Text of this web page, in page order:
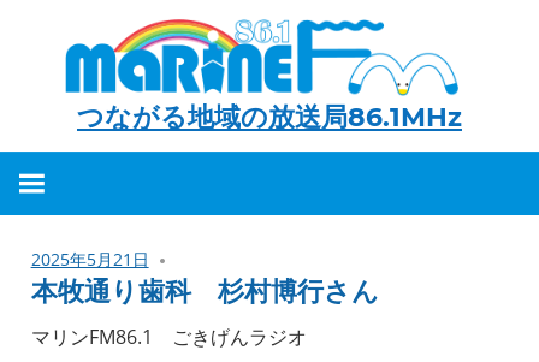
つながる地域の放送局86.1MHz
つ
な
る
地
域
2025年5月21日
本牧通り歯科 杉村博行さん
マリンFM86.1 ごきげんラジオ